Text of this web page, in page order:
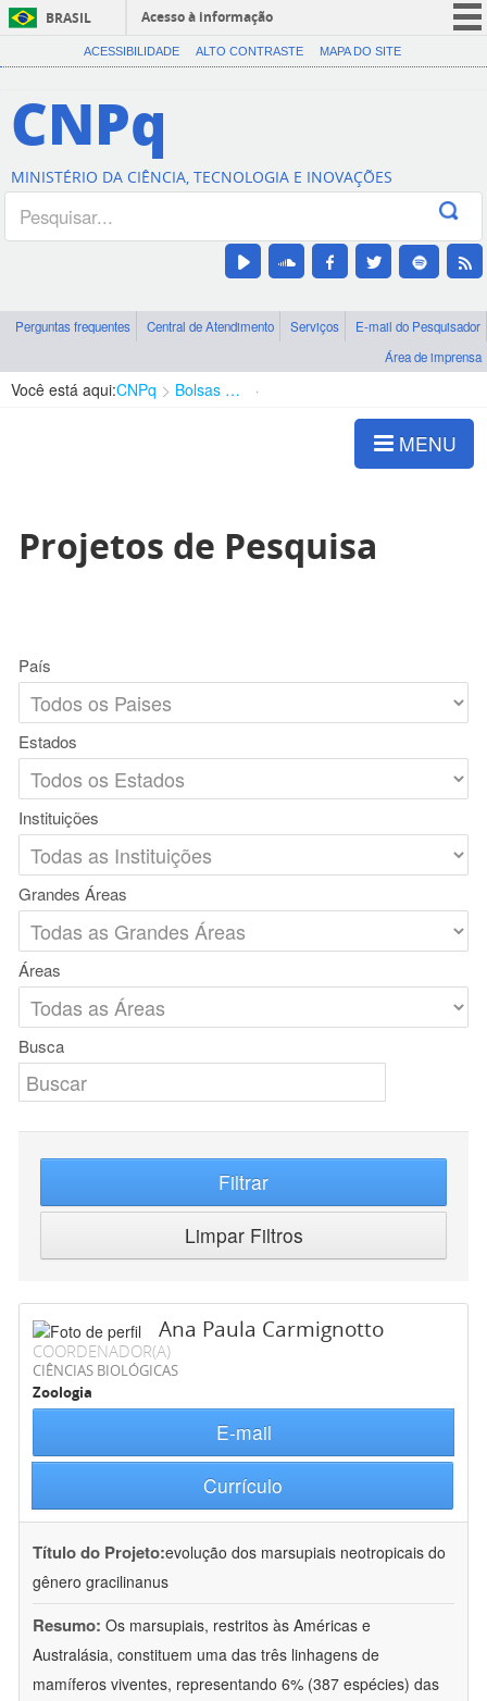
BRASIL
Acesso à informação
CORONAVÍRUS (COVID-19)
Canais
ACESSIBILIDADE ALTO CONTRASTE MAPA DO SITE
CNPq
MINISTÉRIO DA CIÊNCIA, TECNOLOGIA E INOVAÇÕES
Perguntas frequentes Central de Atendimento Serviços
E-mail do Pesquisador
Área de imprensa
Você está aqui:CNPq Bolsas e Auxílios Vigentes
MENU
Projetos de Pesquisa
País
Estados
Instituições
Grandes Áreas
Áreas
Busca
Filtrar
Limpar Filtros
Ana Paula Carmignotto
COORDENADOR(A)
CIÊNCIAS BIOLÓGICAS
Zoologia
E-mail
Currículo
Título do Projeto:evolução dos marsupiais neotropicais do
gênero gracilinanus
Resumo: Os marsupiais, restritos às Américas e
Australásia, constituem uma das três linhagens de
mamíferos viventes, representando 6% (387 espécies) das